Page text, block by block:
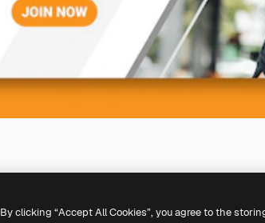
By clicking “Accept All Cookies”, you agree to the